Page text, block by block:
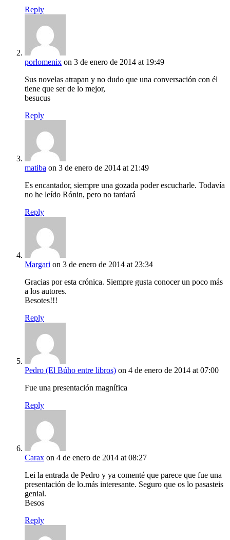
Reply
porlomenix on 3 de enero de 2014 at 19:49
Sus novelas atrapan y no dudo que una conversación con él
tiene que ser de lo mejor,
besucus
Reply
matiba on 3 de enero de 2014 at 21:49
Es encantador, siempre una gozada poder escucharle. Todavía
no he leído Rónin, pero no tardará
Reply
Margari on 3 de enero de 2014 at 23:34
Gracias por esta crónica. Siempre gusta conocer un poco más
a los autores.
Besotes!!!
Reply
Pedro (El Búho entre libros) on 4 de enero de 2014 at 07:00
Fue una presentación magnífica
Reply
Carax on 4 de enero de 2014 at 08:27
Lei la entrada de Pedro y ya comenté que parece que fue una
presentación de lo.más interesante. Seguro que os lo pasasteis
genial.
Besos
Reply